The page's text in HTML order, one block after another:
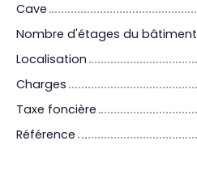
Cave
Nombre d'étages du bâtiment
Localisation
Charges
Taxe foncière
Référence